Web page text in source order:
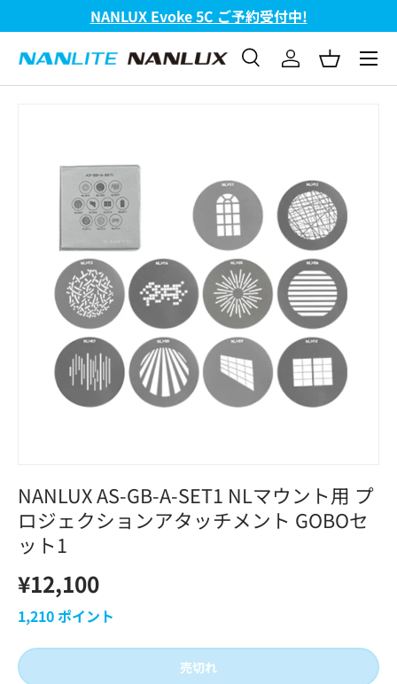
コンテンツへスキップ
NANLUX Evoke 5C ご予約受付中!
検索
検索 ログインバスケッ
メニ
NANLUX AS-GB-A-SET1 NLマウント用 プ
ロジェクションアタッチメント GOBOセ
ット1
¥12,100
1,210ポイント
売切れ